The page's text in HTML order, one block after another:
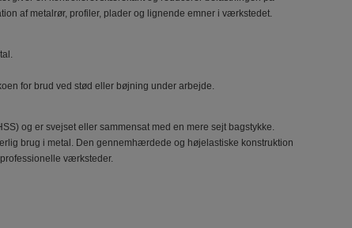
af metalrør, profiler, plader og lignende emner i værkstedet.
for brud ved stød eller bøjning under arbejde.
og er svejset eller sammensat med en mere sejt bagstykke.
brug i metal. Den gennemhærdede og højelastiske konstruktion
værksteder.